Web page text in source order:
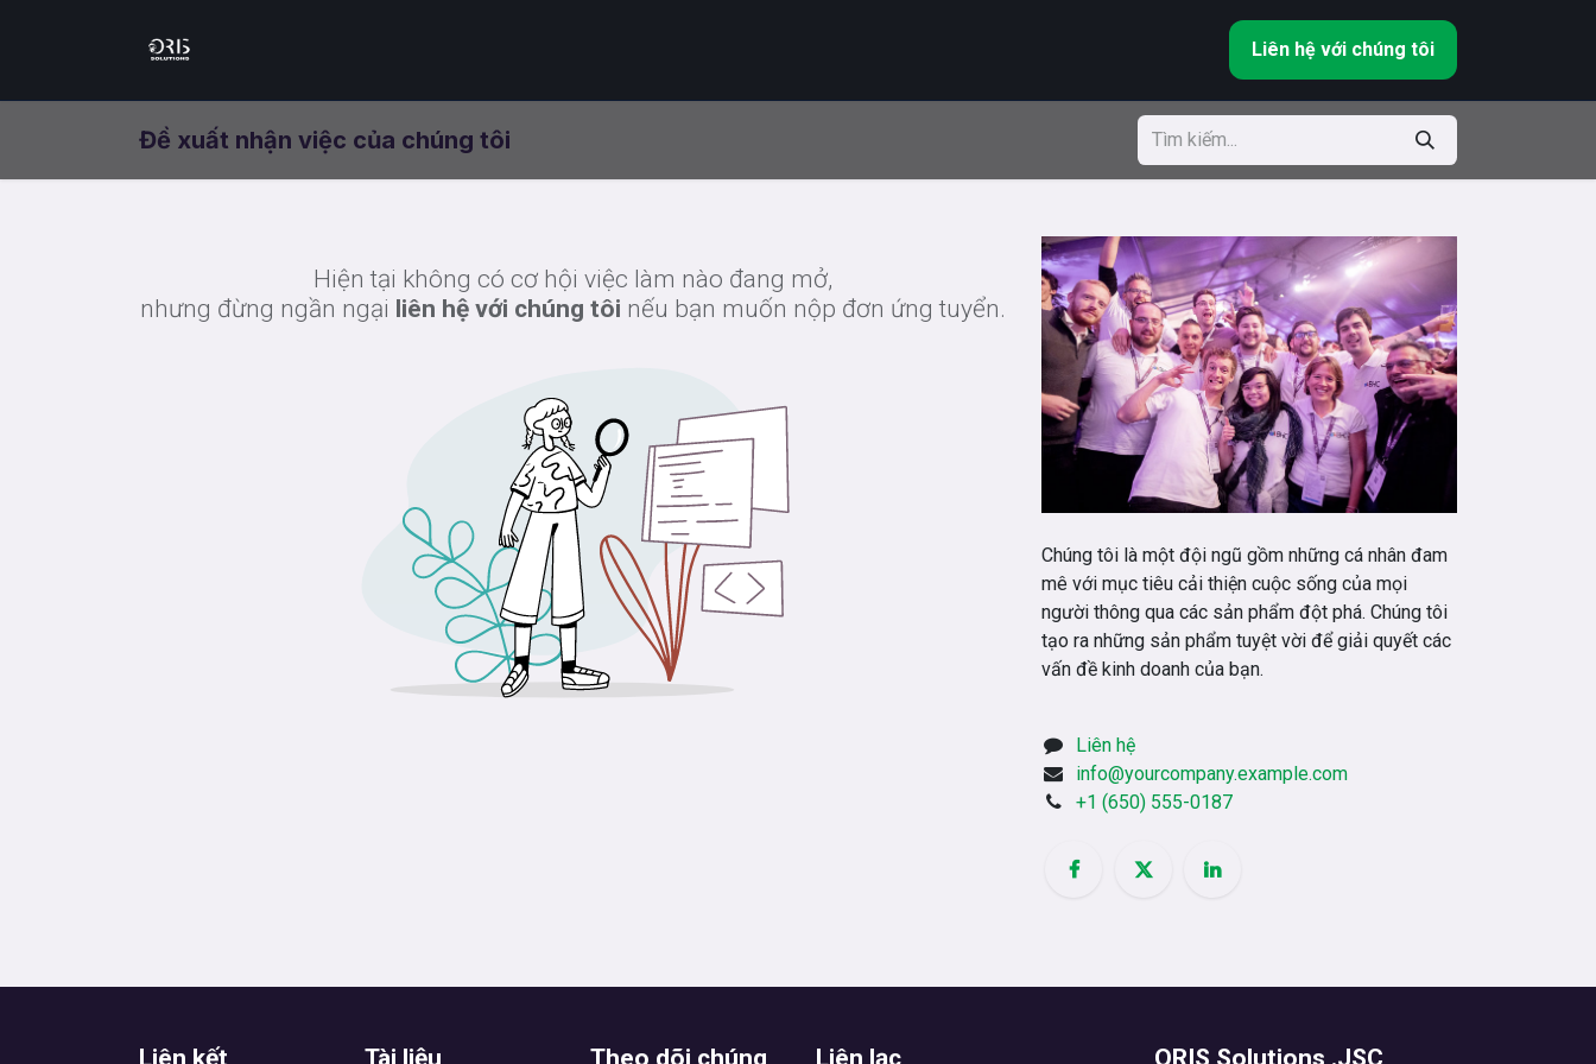
Liên hệ với chúng tôi
Đề xuất nhận việc của chúng tôi
Hiện tại không có cơ hội việc làm nào đang mở,
nhưng đừng ngần ngại liên hệ với chúng tôi nếu bạn muốn nộp đơn ứng tuyển.
Chúng tôi là một đội ngũ gồm những cá nhân đam
mê với mục tiêu cải thiện cuộc sống của mọi
người thông qua các sản phẩm đột phá. Chúng tôi
tạo ra những sản phẩm tuyệt vời để giải quyết các
vấn đề kinh doanh của bạn.
Liên hệ
info@yourcompany.example.com
+1 (650) 555-0187
Liên kết Tài liệu Theo dõi chúng Liên lạc ORIS Solutions .JSC